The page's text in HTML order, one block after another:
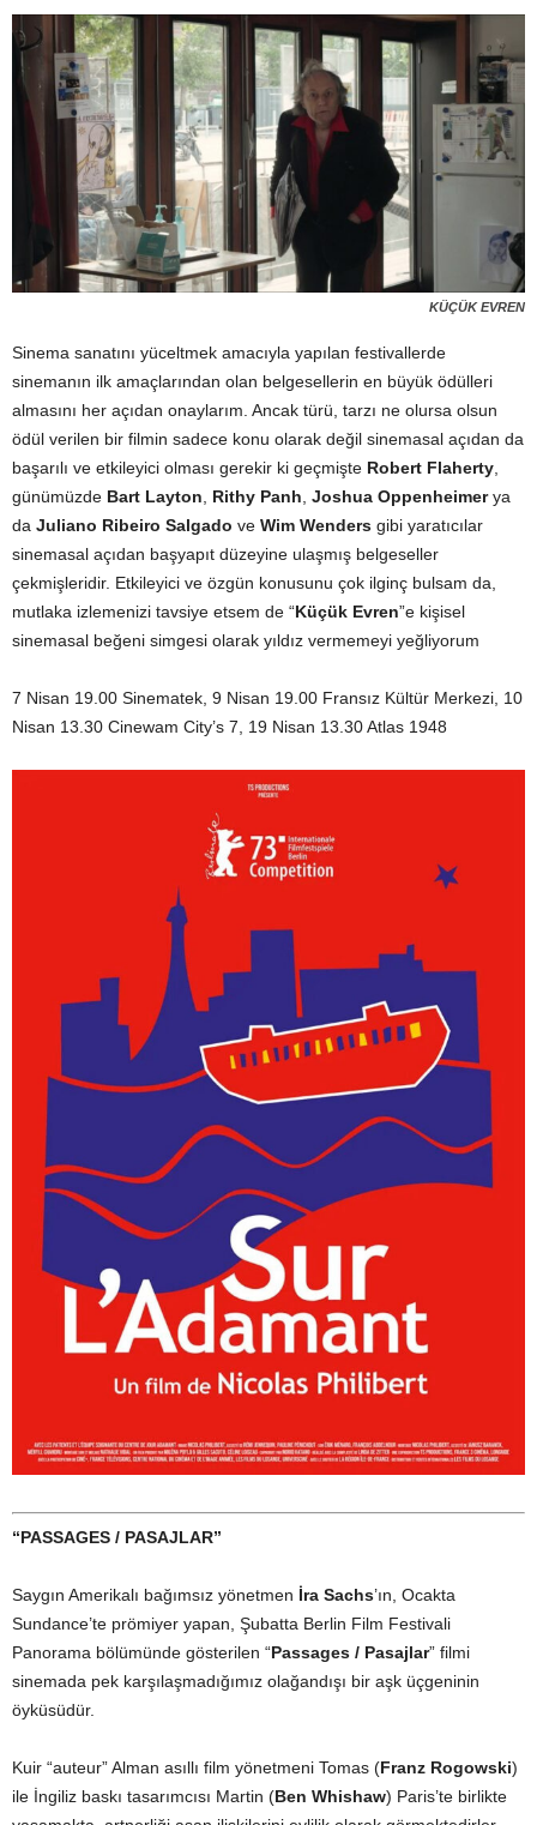
KÜÇÜK EVREN
Sinema sanatını yüceltmek amacıyla yapılan festivallerde
sinemanın ilk amaçlarından olan belgesellerin en büyük ödülleri
almasını her açıdan onaylarım. Ancak türü, tarzı ne olursa olsun
ödül verilen bir filmin sadece konu olarak değil sinemasal açıdan da
başarılı ve etkileyici olması gerekir ki geçmişte Robert Flaherty,
günümüzde Bart Layton, Rithy Panh, Joshua Oppenheimerya
da Juliano Ribeiro Salgado ve Wim Wenders gibi yaratıcılar
sinemasal açıdan başyapıt düzeyine ulaşmış belgeseller
çekmişleridir. Etkileyici ve özgün konusunu çok ilginç bulsam da,
mutlaka izlemenizi tavsiye etsem de “Küçük Evren”e kişisel
sinemasal beğeni simgesi olarak yıldız vermemeyi yeğliyorum
7 Nisan 19.00 Sinematek, 9 Nisan 19.00 Fransız Kültür Merkezi, 10
Nisan 13.30 Cinewam City’s 7, 19 Nisan 13.30 Atlas 1948
“PASSAGES / PASAJLAR”
Saygın Amerikalı bağımsız yönetmen İra Sachs’ın, Ocakta
Sundance’te prömiyer yapan, Şubatta Berlin Film Festivali
Panorama bölümünde gösterilen “Passages / Pasajlar” filmi
sinemada pek karşılaşmadığımız olağandışı bir aşk üçgeninin
öyküsüdür.
Kuir “auteur” Alman asıllı film yönetmeni Tomas (Franz Rogowski)
ile İngiliz baskı tasarımcısı Martin (Ben Whishaw) Paris’te birlikte